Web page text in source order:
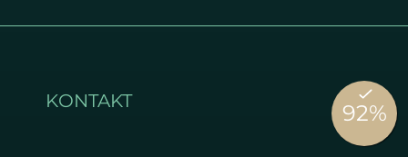
KONTAKT